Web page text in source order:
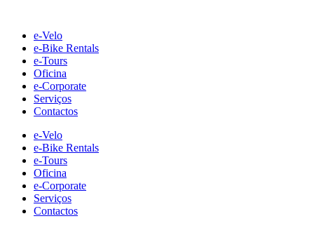
contente-Velo
e-Bike Rentals
e-Tours
Oficina
e-Corporate
Serviços
Contactos
e-Velo
e-Bike Rentals
e-Tours
Oficina
e-Corporate
Serviços
Contactos